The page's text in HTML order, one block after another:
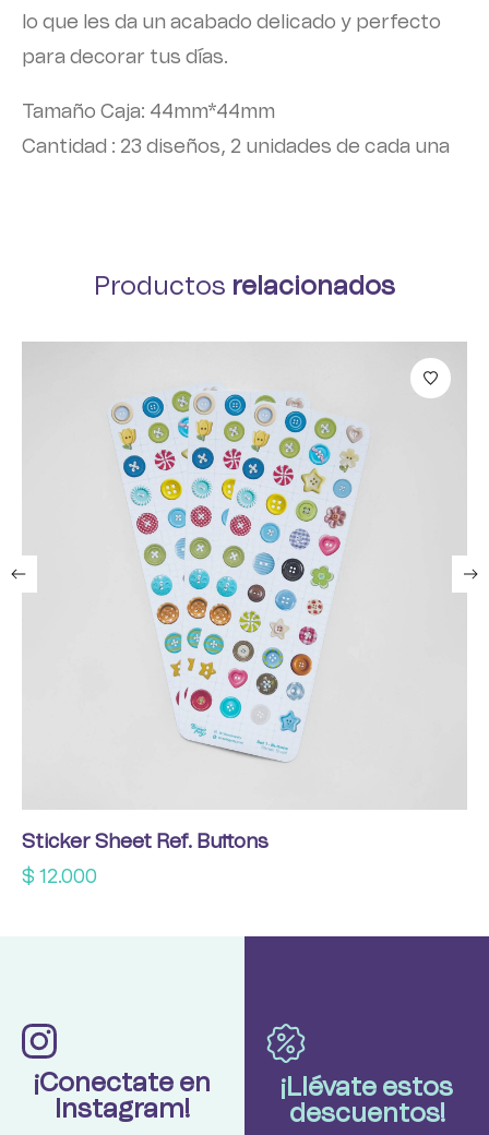
lo que les da un acabado delicado y perfecto
para decorar tus días.
Tamaño Caja: 44mm*44mm
Cantidad : 23 diseños, 2 unidades de cada una
Productos relacionados
Sticker Sheet Ref. Buttons
$ 12.000
¡Conectate en
Instagram!
¡Llévate estos
descuentos!